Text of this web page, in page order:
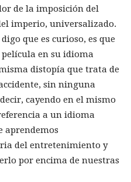
de la imposición del
imperio, universalizado.
que es curioso, es que
en su idioma
distopía que trata de
sin ninguna
cayendo en el mismo
a un idioma
aprendemos
del entretenimiento y
por encima de nuestras